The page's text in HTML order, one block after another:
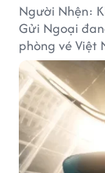
Người Nhện:
Gửi Ngoại
phòng vé Việt
sắc khác
doanh thu